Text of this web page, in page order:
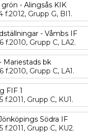
- Alingsås KIK
f.2012, Grupp G, BI1.
- Våmbs IF
f.2010, Grupp C, LA2.
Mariestads bk
f.2010, Grupp C, LA1.
FIF 1
f.2011, Grupp C, KU1.
Södra IF
f.2011, Grupp C, KU2.